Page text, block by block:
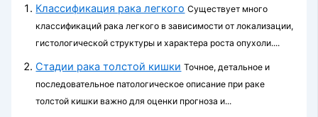
Классификация рака легкого Существует много
классификаций рака легкого в зависимости от локализации,
гистологической структуры и характера роста опухоли....
Стадии рака толстой кишки Точное, детальное и
последовательное патологи­ческое описание при раке
толстой кишки важно для оценки прогноза и...